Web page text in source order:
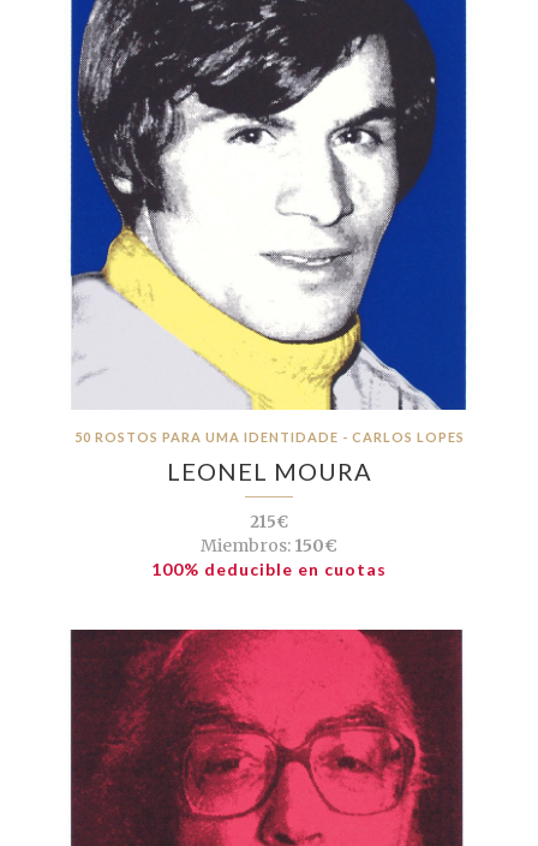
50 ROSTOS PARA UMA IDENTIDADE - CARLOS LOPES
LEONEL MOURA
215€
Miembros: 150€
100% deducible en cuotas